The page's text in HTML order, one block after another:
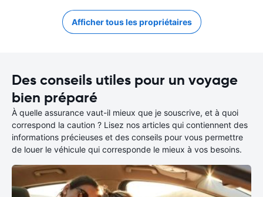
Afficher tous les propriétaires
Des conseils utiles pour un voyage
bien préparé
À quelle assurance vaut-il mieux que je souscrive, et à quoi
correspond la caution ? Lisez nos articles qui contiennent des
informations précieuses et des conseils pour vous permettre
de louer le véhicule qui corresponde le mieux à vos besoins.